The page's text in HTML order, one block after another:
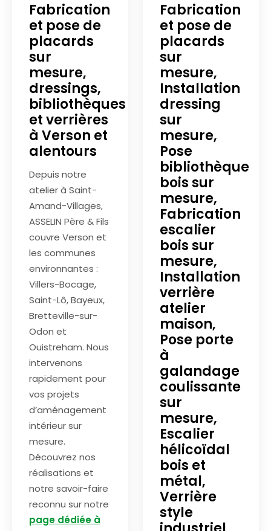
Fabrication
et pose de
placards
sur
mesure,
dressings,
bibliothèques
et verrières
à Verson et
alentours
Depuis notre
atelier à Saint-
Amand-Villages,
ASSELIN Père & Fils
couvre Verson et
les communes
environnantes :
Villers-Bocage,
Saint-Lô, Bayeux,
Bretteville-sur-
Odon et
Ouistreham. Nous
intervenons
rapidement pour
vos projets
d’aménagement
intérieur sur
mesure.
Découvrez nos
réalisations et
notre savoir-faire
reconnu sur notre
page dédiée à
Fabrication
et pose de
placards
sur
mesure,
Installation
dressing
sur
mesure,
Pose
bibliothèque
bois sur
mesure,
Fabrication
escalier
bois sur
mesure,
Installation
verrière
atelier
maison,
Pose porte
à
galandage
coulissante
sur
mesure,
Escalier
hélicoïdal
bois et
métal,
Verrière
style